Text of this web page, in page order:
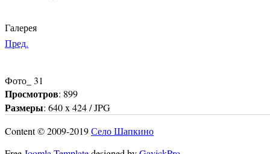
Галерея
Пред.
Фото_ 31
Просмотров: 899
Размеры: 640 x 424 / JPG
Content © 2009-2019Село Шапкино